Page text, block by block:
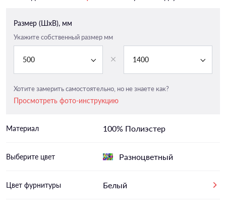
Размер (ШxВ), мм
Укажите собственный размер мм
500 1400
Хотите замерить самостоятельно, но не знаете как?
Просмотреть фото-инструкцию
Материал 100% Полиэстер
Выберите цвет Разноцветный
Цвет фурнитуры Белый